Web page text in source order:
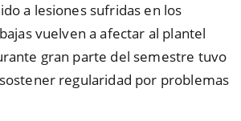
a lesiones sufridas en los
vuelven a afectar al plantel
gran parte del semestre tuvo
regularidad por problemas